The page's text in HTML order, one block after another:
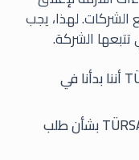
لهذا، يجب
تتبعها الشركة.
بعد ذلك، يجب علينا رسمياً إبلاغ TÜRSAB أننا بدأنا في
يتم توجيه الملف المكتمل من قبل TÜRSAB بشأن طلب